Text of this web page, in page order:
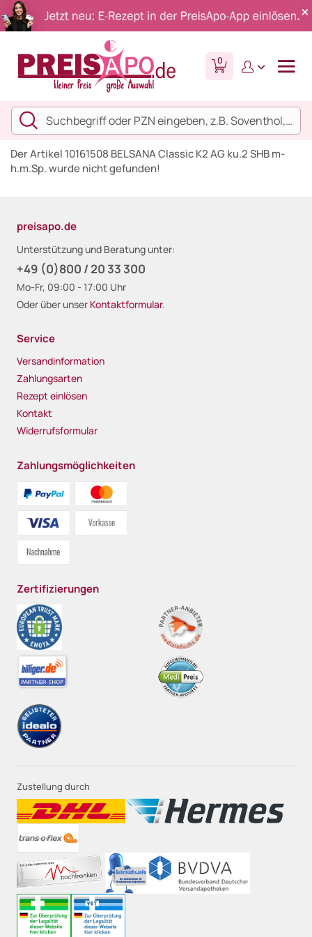
0
Der Artikel 10161508 BELSANA Classic K2 AG ku.2 SHB m-
h.m.Sp. wurde nicht gefunden!
preisapo.de
Unterstützung und Beratung unter:
+49 (0)800 / 20 33 300
Mo-Fr, 09:00 - 17:00 Uhr
Oder über unser Kontaktformular.
Service
Versandinformation
Zahlungsarten
Rezept einlösen
Kontakt
Widerrufsformular
Zahlungsmöglichkeiten
Zertifizierungen
Zustellung durch